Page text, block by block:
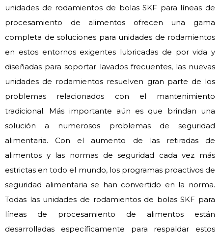
unidades de rodamientos de bolas SKF para líneas de
procesamiento de alimentos ofrecen una gama
completa de soluciones para unidades de rodamientos
en estos entornos exigentes lubricadas de por vida y
diseñadas para soportar lavados frecuentes, las nuevas
unidades de rodamientos resuelven gran parte de los
problemas relacionados con el mantenimiento
tradicional. Más importante aún es que brindan una
solución a numerosos problemas de seguridad
alimentaria. Con el aumento de las retiradas de
alimentos y las normas de seguridad cada vez más
estrictas en todo el mundo, los programas proactivos de
seguridad alimentaria se han convertido en la norma.
Todas las unidades de rodamientos de bolas SKF para
líneas de procesamiento de alimentos están
desarrolladas específicamente para respaldar estos